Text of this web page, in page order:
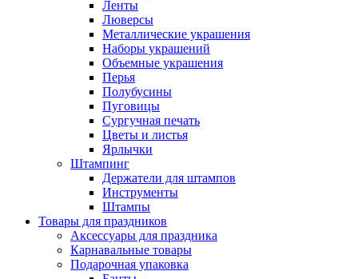
Ленты
Люверсы
Металлические украшения
Наборы украшений
Объемные украшения
Перья
Полубусины
Пуговицы
Сургучная печать
Цветы и листья
Ярлычки
Штампинг
Держатели для штампов
Инструменты
Штампы
Товары для праздников
Аксессуары для праздника
Карнавальные товары
Подарочная упаковка